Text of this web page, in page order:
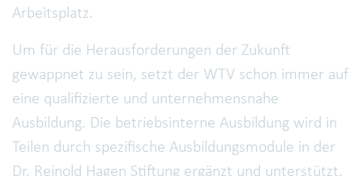
Arbeitsplatz.
Um für die Herausforderungen der Zukunft
gewappnet zu sein, setzt der WTV schon immer auf
eine qualifizierte und unternehmensnahe
Ausbildung. Die betriebsinterne Ausbildung wird in
Teilen durch spezifische Ausbildungsmodule in der
Dr. Reinold Hagen Stiftung ergänzt und unterstützt.